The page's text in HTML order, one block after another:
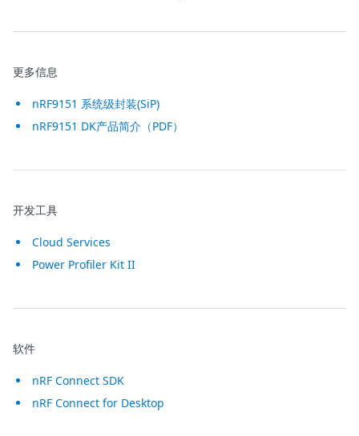
更多信息
nRF9151 系统级封装(SiP)
nRF9151 DK产品简介（PDF）
开发工具
Cloud Services
Power Profiler Kit II
软件
nRF Connect SDK
nRF Connect for Desktop